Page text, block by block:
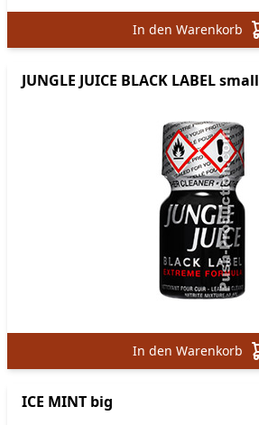
In den Warenkorb
JUNGLE JUICE BLACK LABEL small
In den Warenkorb
ICE MINT big